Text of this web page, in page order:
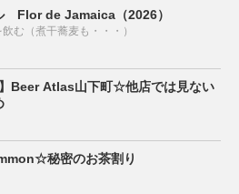
Flor de Jamaica（2026）
む（煮干蕎麦も・・・）
】Beer Atlas山下町☆他店では見ない
秘密のお茶割り